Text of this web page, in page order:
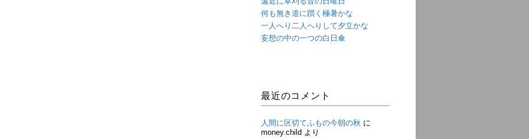
何も無き道に躓く極暑かな
一人へり二人へりして夕立かな
妄想の中の一つの白日傘
最近のコメント
人間に区切てふもの今朝の秋 に
money.child より